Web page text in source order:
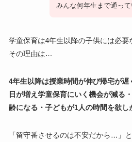
みんな何年生まで通っ
学童保育は4年生以降の子供には必要
その理由は…
4年生以降は授業時間が伸び帰宅が遅
日が増え学童保育にいく機会が減る
齢になる・子どもが1人の時間を欲し
「留守番させるのは不安だから…」